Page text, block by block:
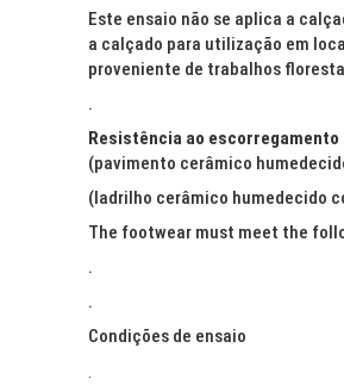
Este ensaio não se aplica a
a calçado para utilização em
proveniente de trabalhos
.
Resistência ao
(pavimento cerâmico
(ladrilho cerâmico humedecido
The footwear must meet the
.
.
Condições de ensaio
.